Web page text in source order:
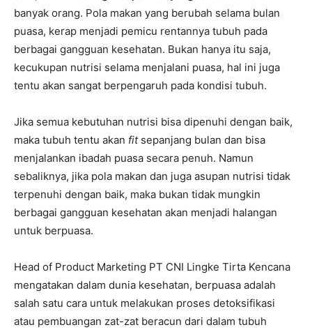
banyak orang. Pola makan yang berubah selama bulan
puasa, kerap menjadi pemicu rentannya tubuh pada
berbagai gangguan kesehatan. Bukan hanya itu saja,
kecukupan nutrisi selama menjalani puasa, hal ini juga
tentu akan sangat berpengaruh pada kondisi tubuh.
Jika semua kebutuhan nutrisi bisa dipenuhi dengan baik,
maka tubuh tentu akan fitsepanjang bulan dan bisa
menjalankan ibadah puasa secara penuh. Namun
sebaliknya, jika pola makan dan juga asupan nutrisi tidak
terpenuhi dengan baik, maka bukan tidak mungkin
berbagai gangguan kesehatan akan menjadi halangan
untuk berpuasa.
Head of Product Marketing PT CNI Lingke Tirta Kencana
mengatakan dalam dunia kesehatan, berpuasa adalah
salah satu cara untuk melakukan proses detoksifikasi
atau pembuangan zat-zat beracun dari dalam tubuh